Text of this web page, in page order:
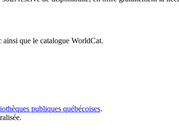
ainsi que le catalogue WorldCat.
publiques québécoises.